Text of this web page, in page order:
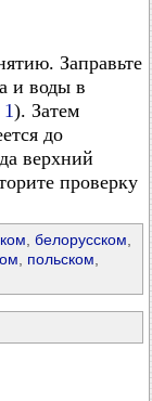
Заправьте
и воды в
). Затем
до
верхний
проверку
белорусском
польском